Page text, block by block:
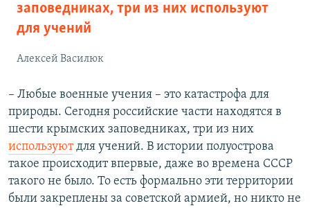
заповедниках, три из них используют
для учений
Алексей Василюк
– Любые военные учения – это катастрофа для
природы. Сегодня российские части находятся в
шести крымских заповедниках, три из них
используютдля учений. В истории полуострова
такое происходит впервые, даже во времена СССР
такого не было. То есть формально эти территории
были закреплены за советской армией, но никто не